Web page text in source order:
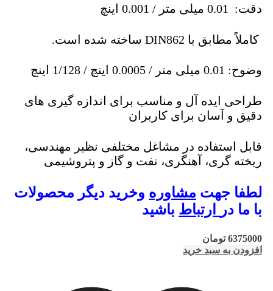
دقت: 0.01 میلی متر / 0.001 اینچ
کاملاً مطابق با DIN862 ساخته شده است.
وضوح: 0.01 میلی متر / 0.0005 اینچ / 1/128 اینچ
طراحی ایده آل و مناسب برای اندازه گیری های
دقیق و آسان برای کاربران
قابل استفاده در مشاغل مختلفی نظیر مهندسی،
ریخته گری، آهنگری، نفت و گاز و پتروشیمی
لطفا جهت مشاوره وخرید دیگر محصولات
با ما در
ارتباط باشید
6375000 تومان
افزودن به سبد خرید